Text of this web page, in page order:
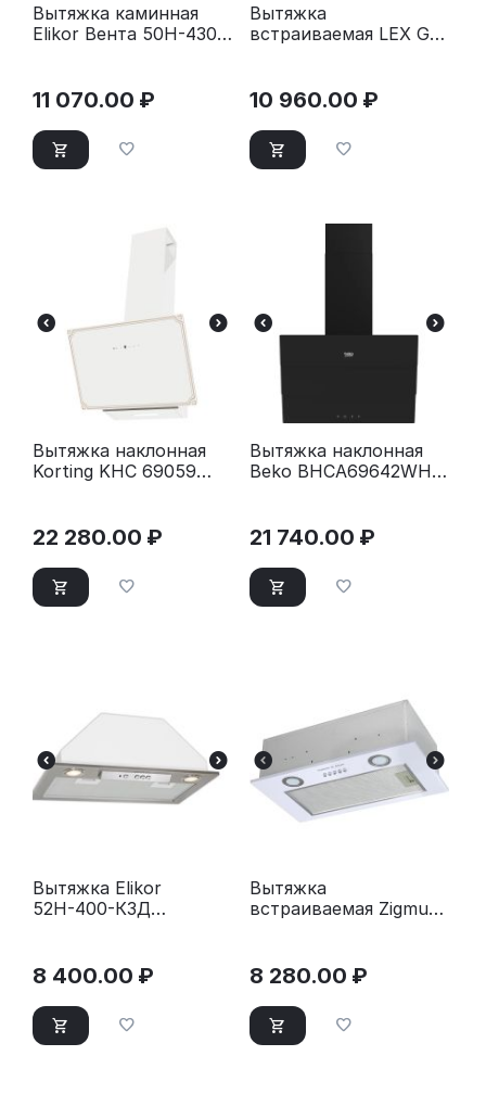
Вытяжка каминная
Elikor Вента 50Н-430-
11 070.00 ₽
Вытяжка
встраиваемая LEX GS
10 960.00 ₽
Вытяжка наклонная
Korting KHC 69059
22 280.00 ₽
Вытяжка наклонная
Beko BHCA69642WH
21 740.00 ₽
Вытяжка Elikor
52Н-400-К3Д
8 400.00 ₽
Вытяжка
встраиваемая Zigmund
8 280.00 ₽